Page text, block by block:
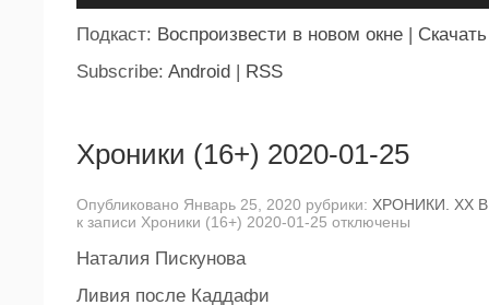
Подкаст: Воспроизвести в новом окне
Скачать
Subscribe: Android RSS
Хроники (16+) 2020-01-25
Опубликовано Январь 25, 2020 рубрики: ХРОНИКИ. ХХ
к записи Хроники (16+) 2020-01-25 отключены
Наталия Пискунова
Ливия после Каддафи